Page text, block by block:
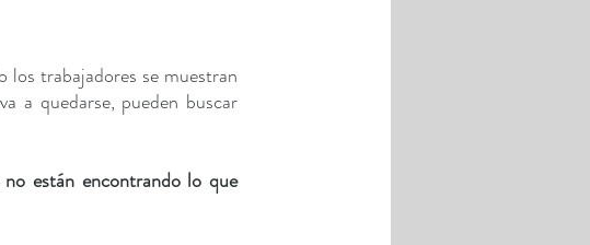
los trabajadores se muestran
a quedarse, pueden buscar
están encontrando lo que